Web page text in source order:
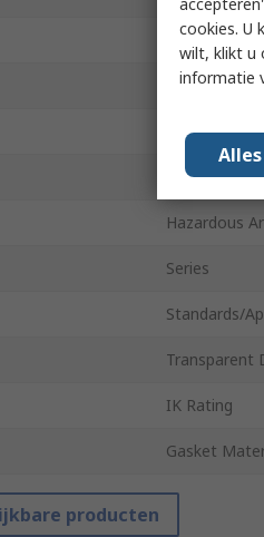
IP Rating
Lid Colour
Colour
Flanged
Hazardous
Series
Standards/
Transparent
IK Rating
Gasket
producten
cookies. U
wilt, klikt u
informatie